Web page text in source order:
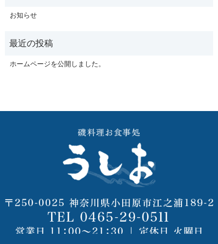
お知らせ
ホームページを公開しました。